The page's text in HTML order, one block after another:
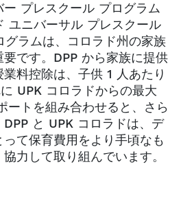
ー プレスクール プログラム
ユニバーサル プレスクール
グラムは、コロラド州の家族
です。DPP から家族に提供
料控除は、子供 1 人あたり
UPK コロラドからの最大
ートを組み合わせると、さら
と UPK コロラドは、デ
て保育費用をより手頃なも
力して取り組んでいます。